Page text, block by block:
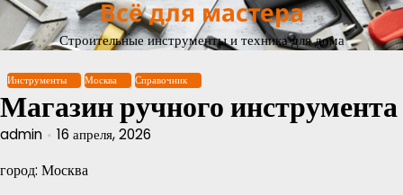
Перейти
содержимому
Всё для мастера
Строительные инструменты и техника для дома
Инструменты Москва Справочник
Магазин ручного инструмента
admin 16 апреля, 2026
город: Москва